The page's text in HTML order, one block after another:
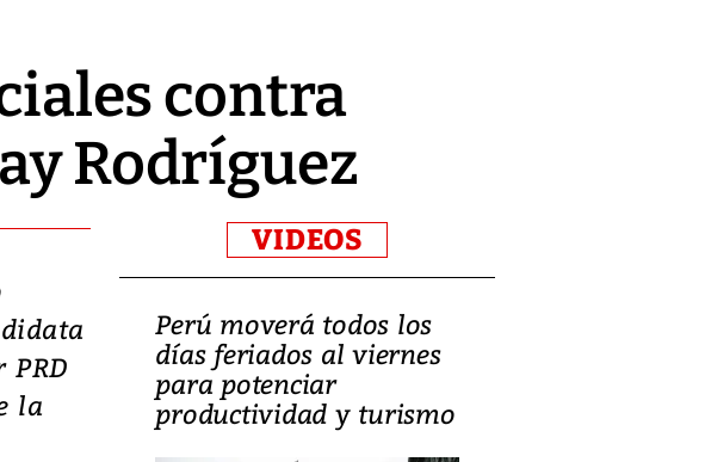
contra
Rodríguez
la
VIDEOS
y
Perú moverá todos los
días feriados al viernes
para potenciar
productividad y turismo